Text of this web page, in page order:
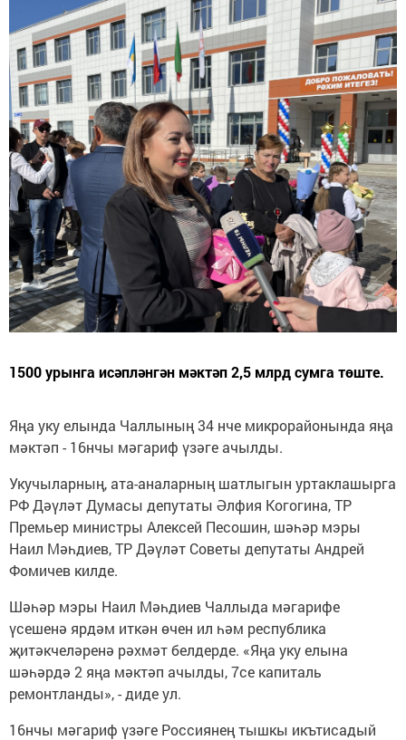
1500 урынга исәпләнгән мәктәп 2,5 млрд сумга төште.
Яңа уку елында Чаллының 34 нче микрорайонында яңа
мәктәп - 16нчы мәгариф үзәге ачылды.
Укучыларның, ата-аналарның шатлыгын уртаклашырга
РФ Дәүләт Думасы депутаты Әлфия Когогина, ТР
Премьер министры Алексей Песошин, шәһәр мэры
Наил Мәһдиев, ТР Дәүләт Советы депутаты Андрей
Фомичев килде.
Шәһәр мэры Наил Мәһдиев Чаллыда мәгарифе
үсешенә ярдәм иткән өчен ил һәм республика
җитәкчеләренә рәхмәт белдерде. «Яңа уку елына
шәһәрдә 2 яңа мәктәп ачылды, 7се капиталь
ремонтланды», - диде ул.
16нчы мәгариф үзәге Россиянең тышкы икътисадый